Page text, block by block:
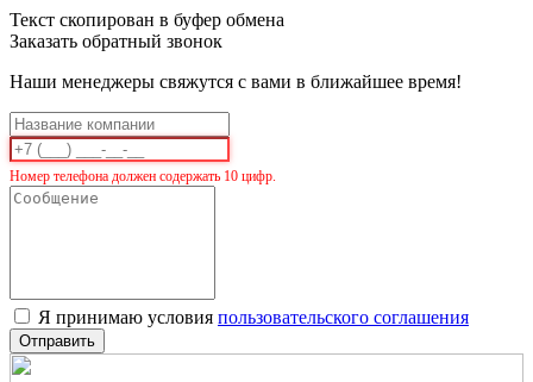
Текст скопирован в буфер обмена
Заказать обратный звонок
Наши менеджеры свяжутся с вами в ближайшее время!
Номер телефона должен содержать 10 цифр.
Я принимаю условия пользовательского соглашения
Отправить